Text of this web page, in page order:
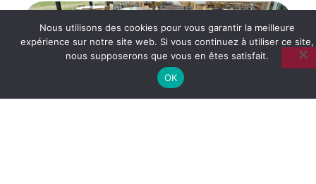
SOLS TEXTILE
Nous utilisons des cookies pour vous garantir la meilleure
expérience sur notre site web. Si vous continuez à utiliser ce site,
nous supposerons que vous en êtes satisfait.
OK